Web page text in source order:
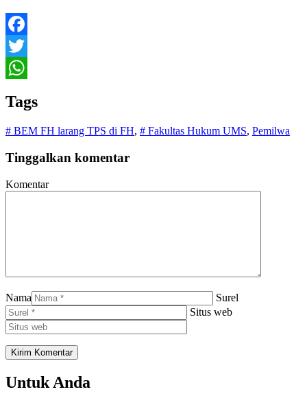
Facebook
Twitter
Tags
# BEM FH larang TPS di FH, # Fakultas Hukum UMS, Pemilwa
Tinggalkan komentar
Komentar
Nama
Surel
Situs web
Untuk Anda